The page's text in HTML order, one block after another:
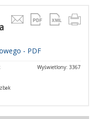
- PDF
Wyświetlony: 3367